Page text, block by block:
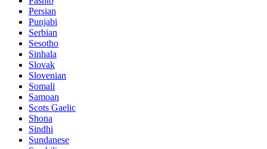
Persian
Punjabi
Serbian
Sesotho
Sinhala
Slovak
Slovenian
Somali
Samoan
Scots Gaelic
Shona
Sindhi
Sundanese